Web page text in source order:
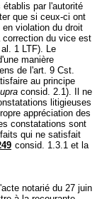
par l'autorité
que si ceux-ci ont
violation du droit
du vice est
1 LTF). Le
manière
de l'art. 9 Cst.
au principe
consid. 2.1). Il ne
litigieuses
appréciation des
constatations sont
qui ne satisfait
consid. 1.3.1 et la
notarié du 27 juin